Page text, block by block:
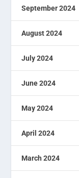
September 2024
August 2024
July 2024
June 2024
May 2024
April 2024
March 2024